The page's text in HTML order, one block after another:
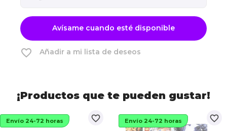
Avísame cuando esté disponible
favorite_border Añadir a mi lista de deseos
¡Productos que te pueden gustar!
favorite_border
Envío 24-72 horas favorite_border
Envío 24-72 horas